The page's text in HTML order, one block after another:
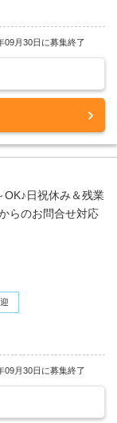
09月30日に募集終了
OK♪日祝休み＆残業
らのお問合せ対応
09月30日に募集終了